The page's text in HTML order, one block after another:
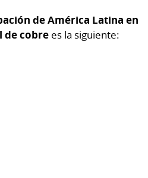
de América Latina en
de cobre es la siguiente: